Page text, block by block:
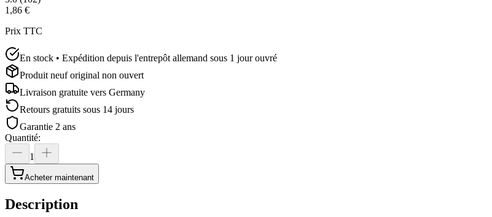
1,86 €
Prix TTC
En stock • Expédition depuis l'entrepôt allemand sous 1 jour ouvré
Produit neuf original non ouvert
Livraison gratuite vers Germany
Retours gratuits sous 14 jours
Garantie 2 ans
Quantité:
1
Acheter maintenant
Description